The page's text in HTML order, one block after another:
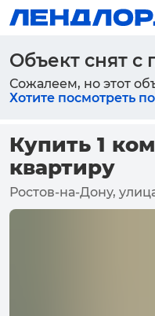
Объект снят с
Сожалеем, но этот
Хотите посмотреть
Купить 1
квартиру
Ростов-на-Дону,